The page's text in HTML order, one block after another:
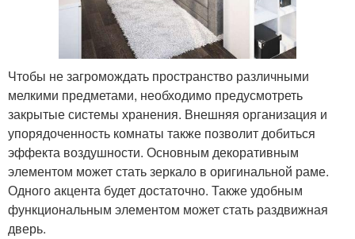
Чтобы не загромождать пространство различными
мелкими предметами, необходимо предусмотреть
закрытые системы хранения. Внешняя организация и
упорядоченность комнаты также позволит добиться
эффекта воздушности. Основным декоративным
элементом может стать зеркало в оригинальной раме.
Одного акцента будет достаточно. Также удобным
функциональным элементом может стать раздвижная
дверь.